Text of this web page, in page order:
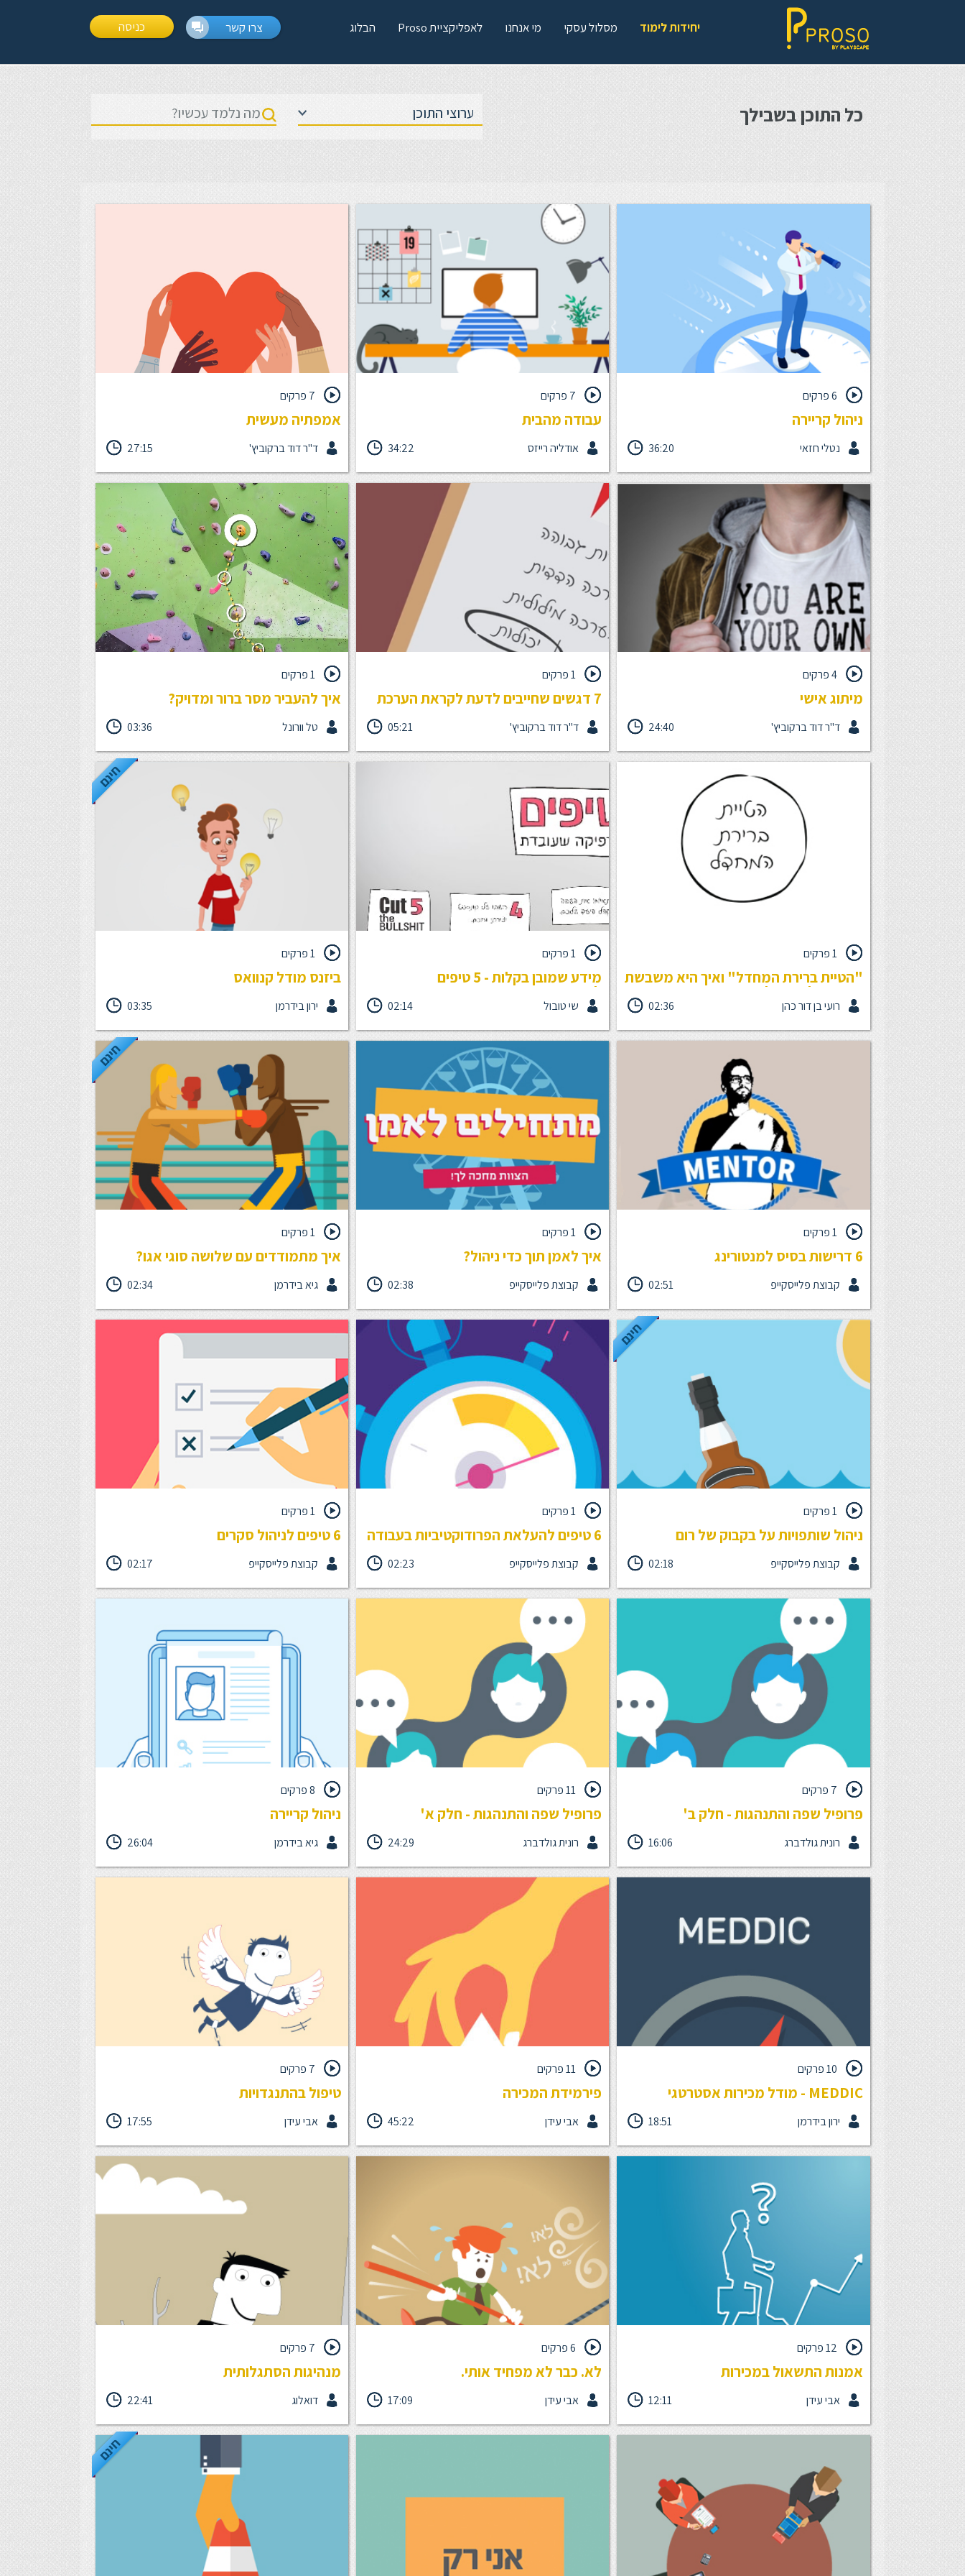
כניסה צרו קשר יחידות לימוד מסלול עסקי מי אנחנו לאפליקציית Proso הבלוג
כל התוכן בשבילך
6 פרקים
ניהול קריירה
העולם משתנה, שוק עבודה משתנה ואנו נדרשים לשנות
דפוסי חשיבה ולאמץ דרכי פעולה חדשות בתור עובדים,
בתוך ארגון כדי להתאים את היכולות שלנו לעולם המשתנה.
בקורס קצר זה, נלמד להכיר ארגז כלים לפיתוח קריירה,
אפשרויות הפיתוח האישי בתוך הארגון ונבין שזהו מסע
מתמשך, פרואקטיבי לעבר מטרות תוך קריאת מפת
ההזדמנויות והצרכים העסקיים בארגון. ההגה של מסלול
הקריירה הוא בידיים שלנו. הקורס מכיל 6 פרקי לימוד
קצרים.
36:20 נטלי חזאי
7 פרקים
עבודה מהבית
מתמודדים בעבודה מהבית, ובעיקר על מה אפשר ונדרש
מאיתנו לעשות כדי לשמור על האפקטיביות שלנו בעבודה
מרחוק. בקורס זה תקבלו כלים ורעיונות לתקשורת מרחוק,
טיפים להתארגנות ליעילות ואפקטיביות בעבודה מרחוק,
איך לא מרגישים לבד ואיך שומרים על אמון. חשוב לנו
להדגיש שהטיפים שתקבלו כאן רלוונטיים גם לעבודה
מהמשרד. הקורס מכיל 7 פרקי לימוד קצרים משך הקורס:
30 דקות על המנחה: אודליה רייזס, יועצת ארגונית ומומחית
בתהליכי למידה
34:22 אודליה רייזס
7 פרקים
אמפתיה מעשית
התקשורת האפקטיבית ביותר שיש ונראה כיצד בדיוק
לעשות בה שימוש כדי שתוכלו לייצר עבורכם מערכות
יחסים שבאמת נעים להיות בהן. למיומנות הזו קוראים
אמפתיה, ולקורס הזה קוראים אמפתיה מעשית. הרעיון הוא
שאמפתיה היא לא רק תובנה אלא ממש פרקטיקה. הקורס
מכיל 6 פרקי לימוד קצרים. מנחה הקורס: ד"ר דוד ברקוביץ'
משך: 25 דקות
27:15 ד"ר דוד ברקוביץ'
4 פרקים
מיתוג אישי
יחשוף אתכם לעולם המיתוג האישי, ויעניק לכם כלים
יישומיים לקידום המותג האישי שלכם, בארגון ומחוצה לו.
מותג הוא כלי קריטי בעולם העבודה המשתנה של היום.
נכיר את ארבעת המרכיבים שמייצרים מותג, איך מייצרים
אותם, וגם נרד לפרקטיקה. נלמד איך אתם יכולים לבנות את
המותג האישי שלכם בעזרת יצירת תוכן לצורך מיתוג אישי.
אז קדימה, בואו נתחיל להבין איך יוצרים מותג. הקורס מכיל
4 פרקים משך כולל: 24 דקות מנחה ד"ר דוד ברקוביץ', יועץ
24:40 ד"ר דוד ברקוביץ'
1 פרקים
7 דגשים שחייבים לדעת לקראת הערכת
העבודה, ונותנת מענה אמיתי לאתגרים כמו התשוקה של
כלים שיעשו את ההבדל.
05:21 ד"ר דוד ברקוביץ'
1 פרקים
איך להעביר מסר ברור ומדויק?
ואנשים ברגע הראשון לא מבינים אותה? או שמבינים אותה
אחרת ממה שהתכוונו? הנה כלי המורכב מ-3 שלבים
שיחדד את המסרים, כדי שלא נפספס הזדמנויות להדליק
אנשים על הרעיונות שלנו, ולהניע אותם לפעולה!
03:36 טל וורונל
1 פרקים
"הטיית ברירת המחדל" ואיך היא משבשת
את ההחלטות שלך
מחליטים שלא להחליט וממעטים את ההשפעה שלנו על
המציאות של עצמנו? אחד ממצאי המחקר של כהנמן
וטברסקי, צוקרמן ושות', מוכיח שיש הטייה מובנית על קבלת
הטיית ברירת המחדל. איך היא פועלת ואיך אפשר להתמודד
איתה, או אפילו להשתמש בה בשביל לשפר את המצב
02:36 רועי בן דור כהן
1 פרקים
מידע שמובן בקלות - 5 טיפים
לאינפוגרפיקה שעובדת
כשנרצה להעביר מסר מורכב בפשטות, או להפוך מסר
"יבש" למעניין, וכשנרצה לעזור לקהל היעד להוציא
טיפים לאינפוגרפיקה שעובדת!
02:14 שי טובול
חינם
1 פרקים
ביזנס מודל קנוואס
רעיונות, שנראים, לפי שעה, מהפכניים. אנחנו צריכים
שיטה, שתאפשר לנו לבדוק מהר היתכנות ורווחיות, ותסייע
לנו לקבל החלטה - איזה מהרעיונות ראוי שנפתח לתכנית
עסקית מפורטת. בדיוק בשביל זה הומצא הביזנס מודל
קנוואס. מורכב מ-9 אבני בניין, שכולן ביחד מתארות
ומעצבות מודל עסקי מזורז.
03:35 ירון בידרמן
1 פרקים
6 דרישות בסיס למנטורינג
מנטורינג הוא אחד מהפרמטרים הכי חשובים היום לעובדים
במקום העבודה. איך מוצאים את המנטורים שנכונים לנו,
ועל מה לשים דגש כשנרצה לשפר את המנטור שבתוכנו?
02:51 קבוצת פלייסקייפ
1 פרקים
איך לאמן תוך כדי ניהול?
המנהל.ת הישיר.ה שלהם אחראי.ת לכך. קיימת רק בעיה
אחת: עבור רוב העובדים, ניהול ששם דגש על אימון הוא
תופעה נדירה. אז הנה חמישה טיפים שיעזרו לך להתחיל
לאמן תוך כדי עבודה.
02:38 קבוצת פלייסקייפ
חינם
1 פרקים
איך מתמודדים עם שלושה סוגי אגו?
שונים. כאשר אגו מתועל נכון, הוא מסייע לנו לרתום, להוריד
מתחים מהסביבה ולחדד לכולם את המטרות המשותפות.
02:34 גיא בידרמן
חינם
1 פרקים
ניהול שותפויות על בקבוק של רום
לתהליכי העבודה כמו שהיינו רוצים - קבלו מודל עבודה
מהיר, מוסדר ומוכח שיהפוך את הכל להרבה יותר קליל
וברור.
02:18 קבוצת פלייסקייפ
1 פרקים
6 טיפים להעלאת הפרודוקטיביות בעבודה
הרעיונות המבריקים שלנו לא שווים כלום בלי שניישם אותם.
קבלו 6 כלים פשוטים שיעזרו לכם להיות יותר פרודקטיביים
בעבודה.
02:23 קבוצת פלייסקייפ
1 פרקים
6 טיפים לניהול סקרים
לסקר שכתבתם.
02:17 קבוצת פלייסקייפ
7 פרקים
פרופיל שפה והתנהגות - חלק ב'
חשיבה של אנשים באמצעות כלי תשאול, ומייצר תקשורת
אפקטיבית להשפעה טובה יותר. ביחידת ההמשך הזו,
16:06 רונית גולדברג
11 פרקים
פרופיל שפה והתנהגות - חלק א'
חשיבה של אנשים באמצעות כלי תשאול, ומייצר תקשורת
אפקטיבית להשפעה טובה יותר. בחלק א' של יחידה זו,
נתמקד בשישה מאפייני המוטיבציה השונים של כל אחד
מאיתנו.
24:29 רונית גולדברג
8 פרקים
ניהול קריירה
באמצעות שיפור מידת המחוייבות, האקלים הצוותי,
השייכות, ההתלהבות והביצועים - על ידי individual
26:04 גיא בידרמן
10 פרקים
MEDDIC - מודל מכירות אסטרטגי
מודל ה-MEDDIC הוא צ'קליסט חכם של פעולות ומרכיבים,
שאם נבצע אותם נכון, נגדיל את סיכויי ההצלחה בתהליך
המכירה. אם תהליך המכירה שלכם הוא מורכב ומסועף,
מעורבות גבוהה, וסייקל המכירה שלכם אורך בדרך כלל
18:51 ירון בידרמן
11 פרקים
פירמידת המכירה
לשינוי התנהגות. אבל מה באמת צריך לדעת בכדי לבצע
תהליך מכירה איכותי? עבודה לפי מודל פירמידת המכירה
45:22 אבי עידן
7 פרקים
טיפול בהתנגדויות
מתקשה לעיתים להתמודד עם התנגדויות העולות תוך כדי
תהליך המכירה. התנגדויות הן חלק בלתי נפרד מתהליך
המכירה והן יכולות להופיע לכל אורכה. יחד עם זאת, הן
צפויות, הן מלמדות על עניין מצידו של הלקוח ואף עוזרות
לך לראות מה באמת חשוב ללקוח ולייצר עבורו את
ההתאמה הנדרשת. כך שלמעשה, טיפול אפקטיבי
17:55 אבי עידן
12 פרקים
אמנות התשאול במכירות
אם יש מיומנות שכל איש ומנהל מכירות חייבים לרכוש, היא
מיומנות שאלת השאלות, המשפיעה באופן ישיר על איכות
המכירה ויכולת איתור צרכים ומניעת התנגדויות לקוח. איש
ולהתאים עבורו את הפתרון הטוב ביותר.
12:11 אבי עידן
6 פרקים
לא. כבר לא מפחיד אותי.
וחששות. הפחד מה-"לא" הוא גורם דומיננטי המפריע
לתהליך המכירה ומשפיע על האופן שבו אנו מתנהלים.
17:09 אבי עידן
7 פרקים
מנהיגות הסתגלותית
וההשפעה שבידיך כמנהל בקידום רעיונות ופתרונות
חדשניים. באמצעותה, ניתן לקדם שינויים במערכת ולהפגין
22:41 דואלוג
חינם